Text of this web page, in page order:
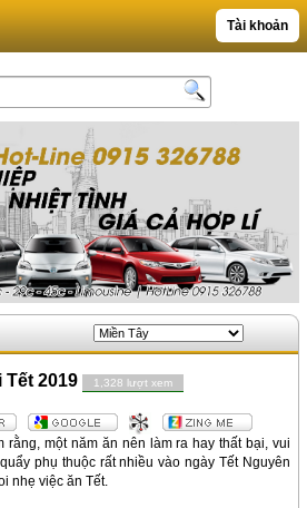
Tài khoản
Tết 2019 1,328 lượt xem
rằng, một năm ăn nên làm ra hay thất bại, vui
phụ thuộc rất nhiều vào ngày Tết Nguyên
nhẹ việc ăn Tết.